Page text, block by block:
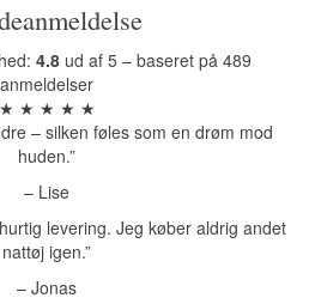
4.8ud af 5 – baseret på 489
anmeldelser
★ ★ ★ ★ ★
– silken føles som en drøm mod
huden.”
– Lise
levering. Jeg køber aldrig andet
nattøj igen.”
– Jonas